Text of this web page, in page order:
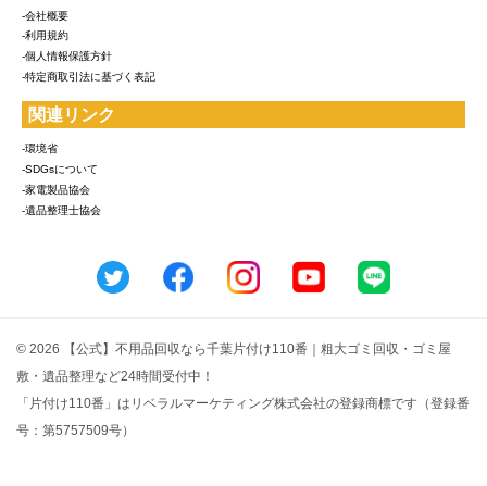
-会社概要
-利用規約
-個人情報保護方針
-特定商取引法に基づく表記
関連リンク
-環境省
-SDGsについて
-家電製品協会
-遺品整理士協会
© 2026 【公式】不用品回収なら千葉片付け110番｜粗大ゴミ回収・ゴミ屋
敷・遺品整理など24時間受付中！
「片付け110番」はリベラルマーケティング株式会社の登録商標です（登録番
号：第5757509号）